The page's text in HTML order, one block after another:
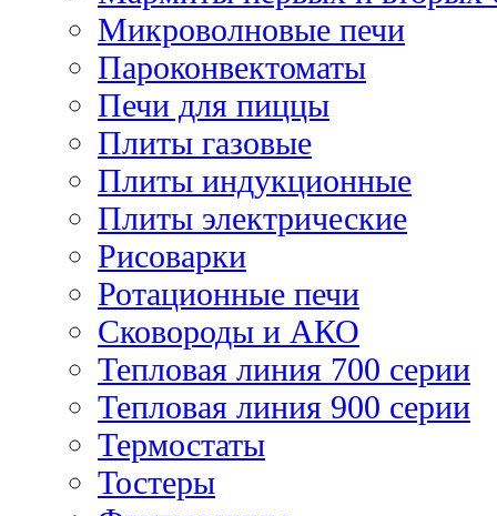
Микроволновые печи
Пароконвектоматы
Печи для пиццы
Плиты газовые
Плиты индукционные
Плиты электрические
Рисоварки
Ротационные печи
Сковороды и АКО
Тепловая линия 700 серии
Тепловая линия 900 серии
Термостаты
Тостеры